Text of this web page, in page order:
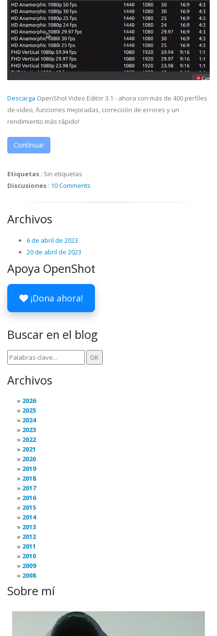
Descarga OpenShot Video Editor 3.1 - ahora con más de 400 perfiles
de video, funciones mejoradas, corrección de errores y un
rendimiento más rápido!
Continuar
Etiquetas : Sin etiquetas
Discusiones : 10 Comments
Archivos
6 de abril de 2023
20 de abril de 2023
Apoya OpenShot
¡Dona ahora!
Buscar en el blog
Archivos
2026
2025
2024
2023
2022
2021
2020
2019
2018
2017
2016
2015
2014
2013
2012
2011
2010
2009
2008
Sobre mí